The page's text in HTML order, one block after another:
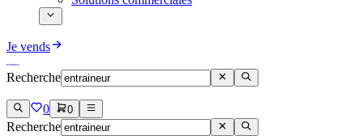
Je vends
Recherche
0 0
Recherche